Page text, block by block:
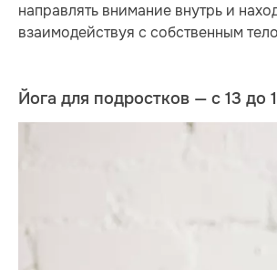
направлять внимание внутрь и
взаимодействуя с собственным
Йога для подростков — с 13 до